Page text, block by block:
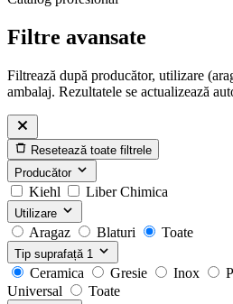
Filtre avansate
Filtrează după producător, utilizare
ambalaj. Rezultatele se actualizează
Resetează toate filtrele
Producător
Kiehl Liber Chimica
Utilizare
Aragaz Blaturi Toate
Tip suprafață 1
Ceramica Gresie Inox
Universal
Toate